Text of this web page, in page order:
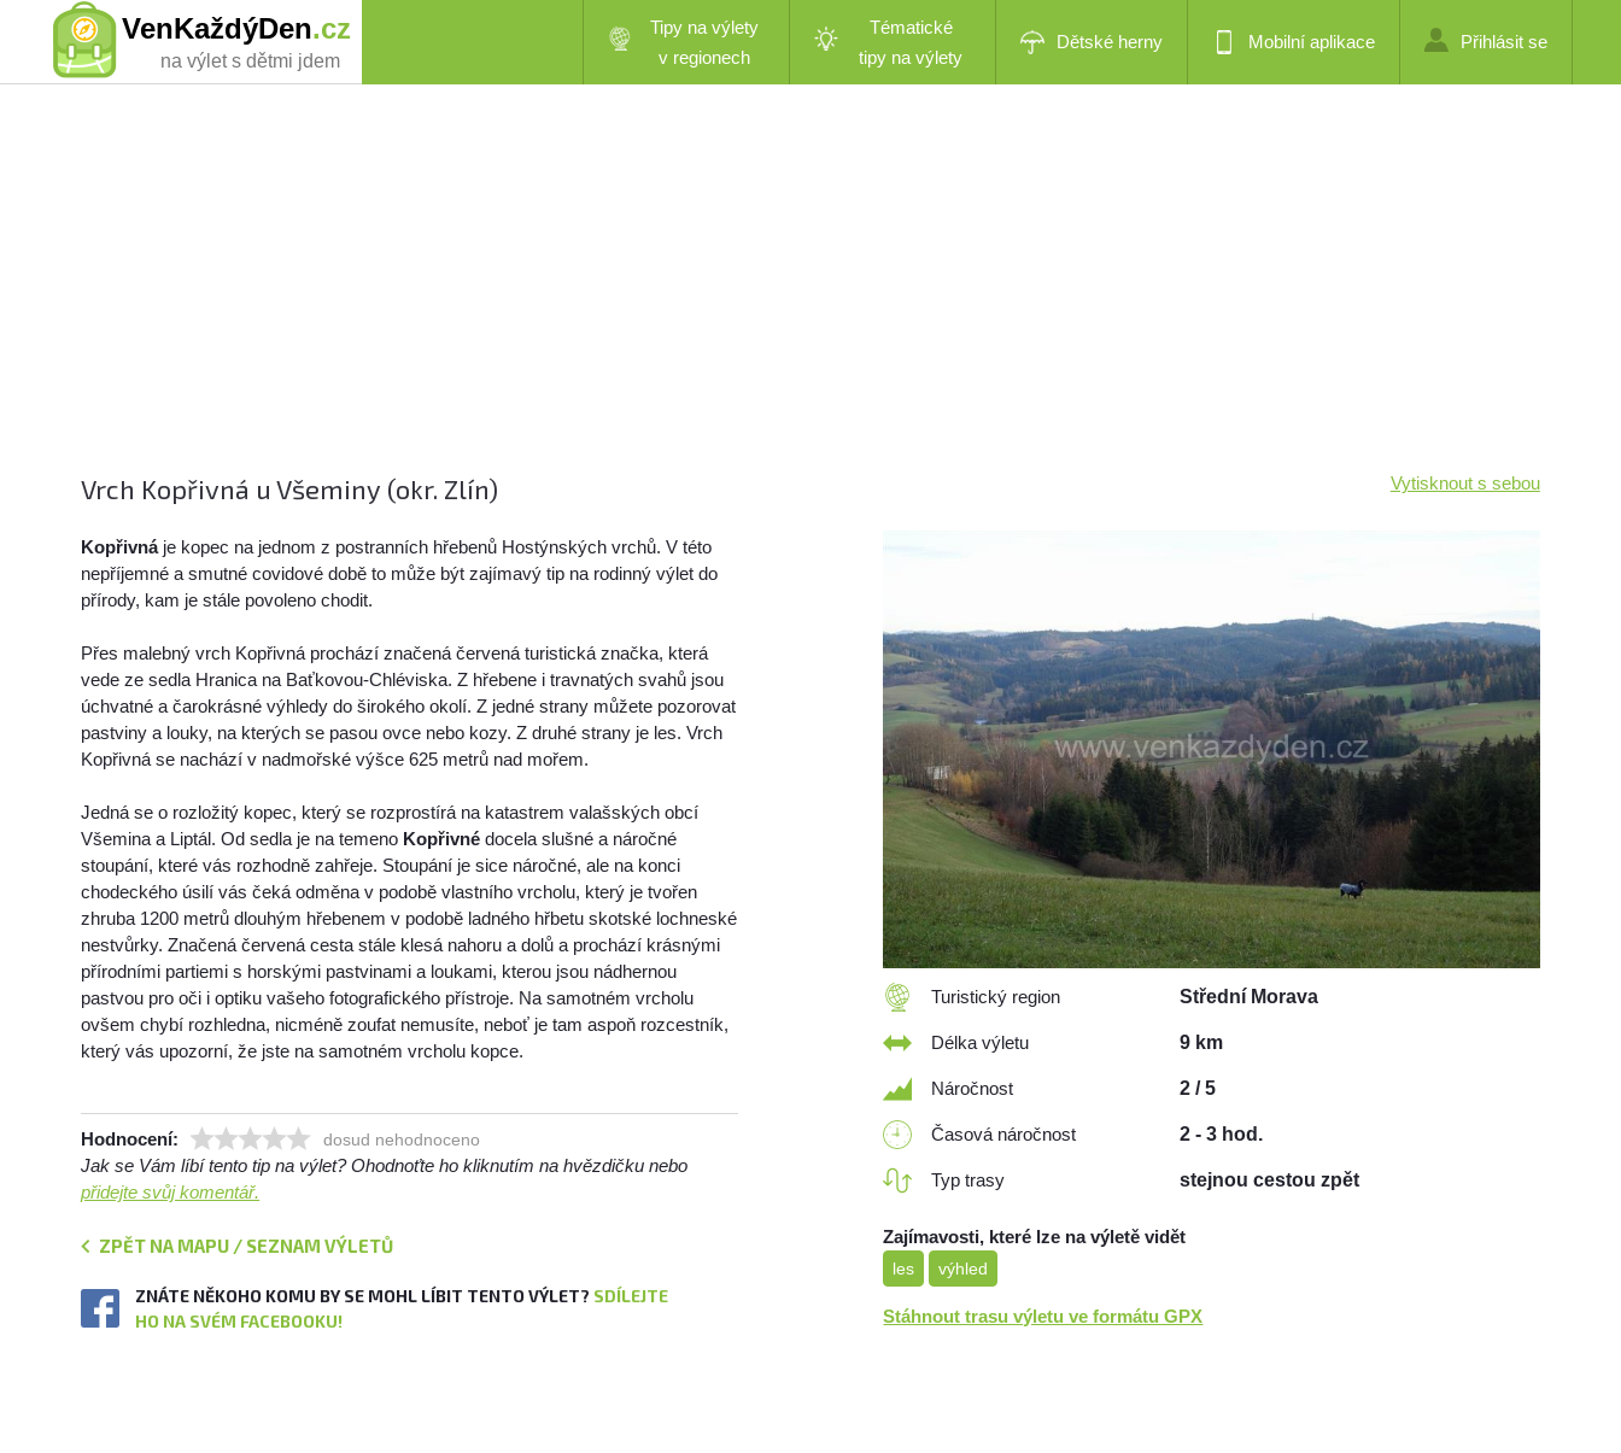
VenKaždýDen.cz
na výlet s dětmi jdem
Tipy na výlety
v regionech
Tématické
tipy na výlety
Dětské herny Mobilní aplikace Přihlásit se
Vrch Kopřivná u Všeminy (okr. Zlín) Vytisknout s sebou
Kopřivnáje kopec na jednom z postranních hřebenů Hostýnských vrchů. V této
nepříjemné a smutné covidové době to může být zajímavý tip na rodinný výlet do
přírody, kam je stále povoleno chodit.
Přes malebný vrch Kopřivná prochází značená červená turistická značka, která
vede ze sedla Hranica na Baťkovou-Chléviska. Z hřebene i travnatých svahů jsou
úchvatné a čarokrásné výhledy do širokého okolí. Z jedné strany můžete pozorovat
pastviny a louky, na kterých se pasou ovce nebo kozy. Z druhé strany je les. Vrch
Kopřivná se nachází v nadmořské výšce 625 metrů nad mořem.
Jedná se o rozložitý kopec, který se rozprostírá na katastrem valašských obcí
Všemina a Liptál. Od sedla je na temeno Kopřivné docela slušné a náročné
stoupání, které vás rozhodně zahřeje. Stoupání je sice náročné, ale na konci
chodeckého úsilí vás čeká odměna v podobě vlastního vrcholu, který je tvořen
zhruba 1200 metrů dlouhým hřebenem v podobě ladného hřbetu skotské lochneské
nestvůrky. Značená červená cesta stále klesá nahoru a dolů a prochází krásnými
přírodními partiemi s horskými pastvinami a loukami, kterou jsou nádhernou
pastvou pro oči i optiku vašeho fotografického přístroje. Na samotném vrcholu
ovšem chybí rozhledna, nicméně zoufat nemusíte, neboť je tam aspoň rozcestník,
který vás upozorní, že jste na samotném vrcholu kopce.
Hodnocení: dosud nehodnoceno
Jak se Vám líbí tento tip na výlet? Ohodnoťte ho kliknutím na hvězdičku nebo
přidejte svůj komentář.
ZPĚT NA MAPU / SEZNAM VÝLETŮ
ZNÁTE NĚKOHO KOMU BY SE MOHL LÍBIT TENTO VÝLET? SDÍLEJTE
HO NA SVÉM FACEBOOKU!
Turistický region Střední Morava
Délka výletu 9 km
Náročnost 2 / 5
Časová náročnost 2 - 3 hod.
Typ trasy stejnou cestou zpět
Zajímavosti, které lze na výletě vidět
les výhled
Stáhnout trasu výletu ve formátu GPX